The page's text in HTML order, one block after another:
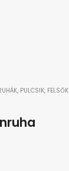
PULCSIK, FELSŐK